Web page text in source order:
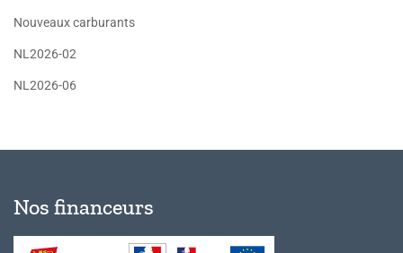
Nouveaux carburants
NL2026-02
NL2026-06
Nos financeurs